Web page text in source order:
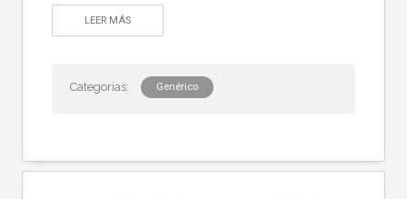
LEER MÁS
Genérico